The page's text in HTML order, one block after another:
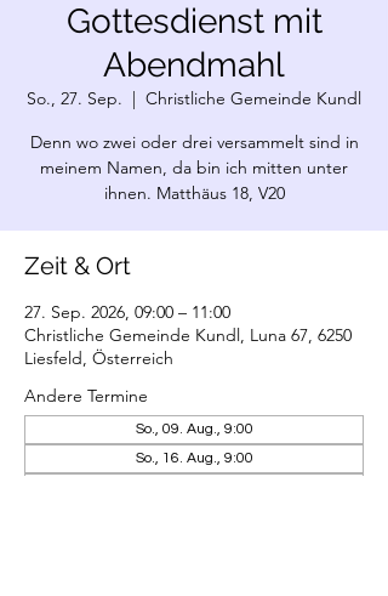
Gottesdienst mit
Abendmahl
So., 27. Sep.
  |
Christliche Gemeinde Kundl
Denn wo zwei oder drei versammelt sind in
meinem Namen, da bin ich mitten unter
ihnen. Matthäus 18, V20
Zeit & Ort
27. Sep. 2026, 09:00 – 11:00
Christliche Gemeinde Kundl, Luna 67, 6250
Liesfeld, Österreich
Andere Termine
So., 09. Aug., 9:00
So., 16. Aug., 9:00